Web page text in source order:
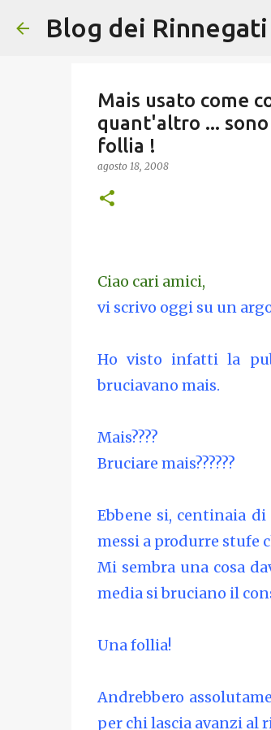
Blog dei Rinnegati
Mais usato come
quant'altro ...
follia !
agosto 18, 2008
Ciao cari amici,
vi scrivo oggi su un
Ho visto infatti la
bruciavano mais.
Mais????
Bruciare mais??????
Ebbene si, centinaia
messi a produrre stufe
Mi sembra una cosa
media si bruciano il
Una follia!
Andrebbero
per chi lascia avanzi al